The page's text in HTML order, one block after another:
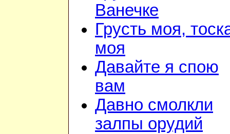
Ванечке
Грусть моя,
моя
Давайте я спою
вам
Давно смолкли
залпы орудий